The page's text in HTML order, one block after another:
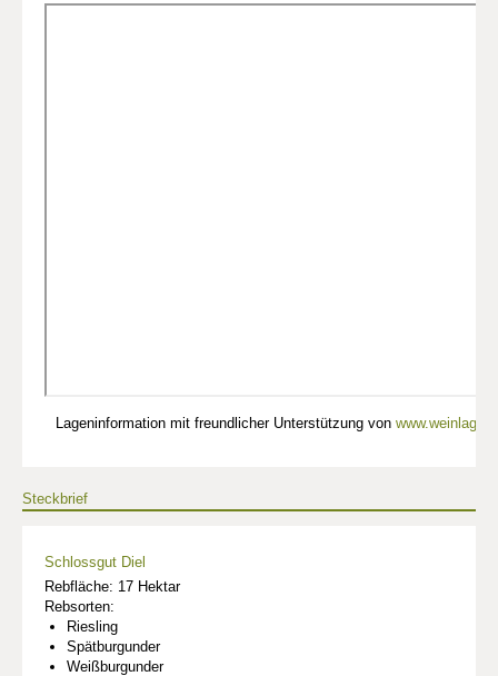
Lageninformation mit freundlicher Unterstützung von
Steckbrief
Schlossgut Diel
Rebfläche: 17 Hektar
Rebsorten:
Riesling
Spätburgunder
Weißburgunder